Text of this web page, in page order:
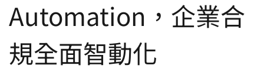
Automation，企業合
規全面智動化